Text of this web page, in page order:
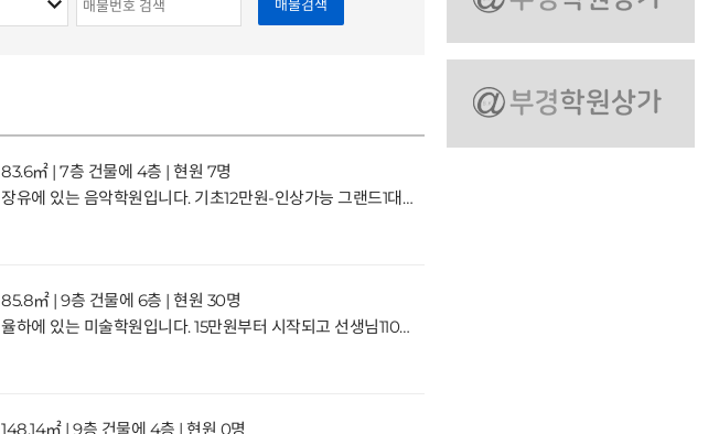
매물검색
83.6㎡ | 7층 건물에 4층 | 현원 7명
장유에 있는 음악학원입니다. 기초12만원-인상가능 그랜드1대 업라잇6대 있고 차량운행안합니다. 새로 시작하실분 문의주세요거래형태:임대 종류:학원 사용승인일:2005.5.4입주가능일:협의 주차:1대가능 방향:주출입구기준 남서향 관리비:16만원4/7층
85.8㎡ | 9층 건물에 6층 | 현원 30명
율하에 있는 미술학원입니다. 15만원부터 시작되고 선생님110만원 1분계십니다. 차량은 옆 음악학원과 같이 운행하고 있습니다. 키워보실분 문의주세요거래형태:임대 종류:학원 사용승인일:2012.4.20입주가능일:협의 주차:1대가능 방향:주출입구기준 남동향 관리비:40-50만원6/9층
148.14㎡ | 9층 건물에 4층 | 현원 0명